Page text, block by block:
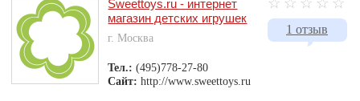
1 отзыв
Sweettoys.ru - интернет
магазин детских игрушек
г. Москва
Тел.:(495)778-27-80
Сайт: http://www.sweettoys.ru